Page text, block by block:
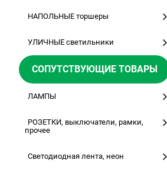
НАПОЛЬНЫЕ торшеры
УЛИЧНЫЕ светильники
СОПУТСТВУЮЩИЕ ТОВАРЫ
ЛАМПЫ
РОЗЕТКИ, выключатели, рамки,
прочее
Светодиодная лента, неон